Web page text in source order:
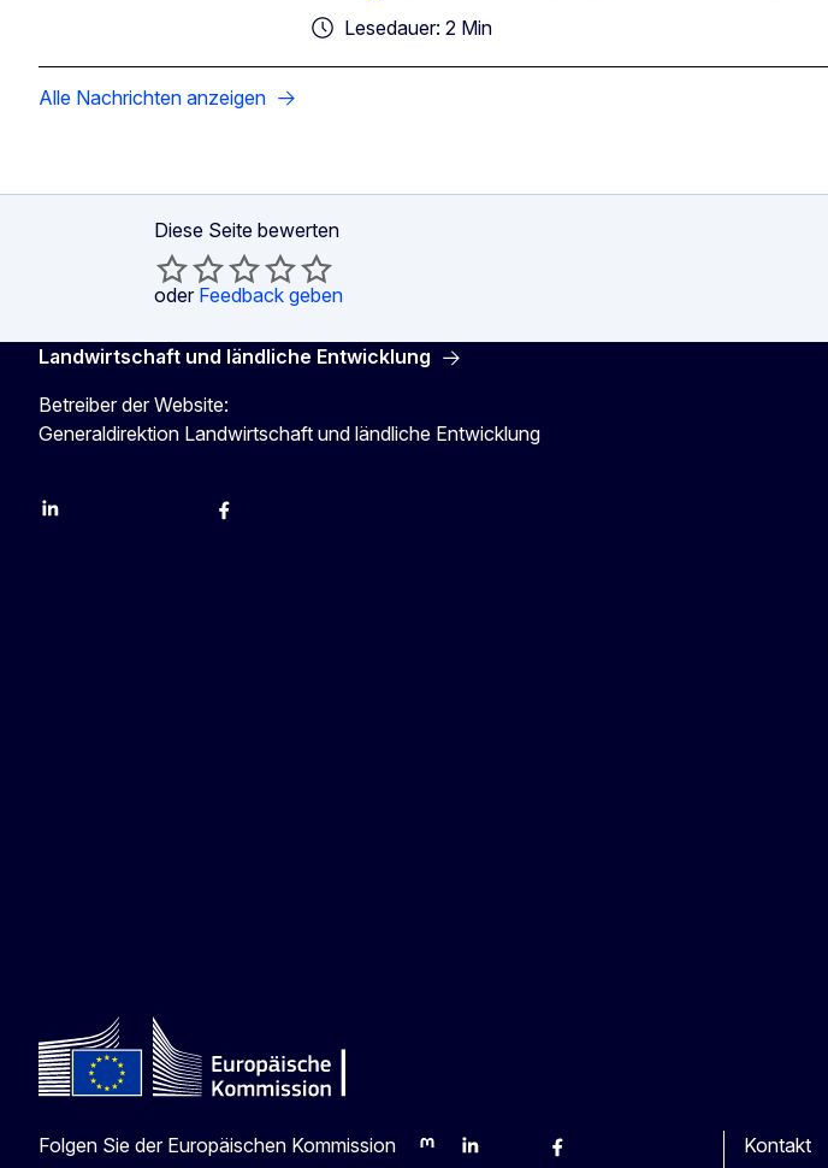
Lesedauer: 2 Min
Alle Nachrichten anzeigen
Diese Seite bewerten
oder Feedback geben
Landwirtschaft und ländliche Entwicklung
Betreiber der Website:
Generaldirektion Landwirtschaft und ländliche Entwicklung
LinkedIn Facebook
Folgen Sie der Europäischen Kommission
MastodonLinkedInBlueskyFacebook
Kontakt